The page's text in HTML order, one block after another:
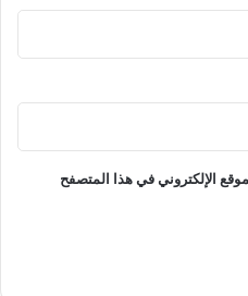
الإلكتروني في هذا المتصفح